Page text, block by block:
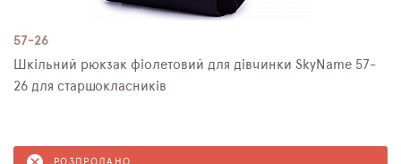
57-26
Шкільний рюкзак фіолетовий для дівчинки SkyNamе 57-
26 для старшокласників
РОЗПРОДАНО